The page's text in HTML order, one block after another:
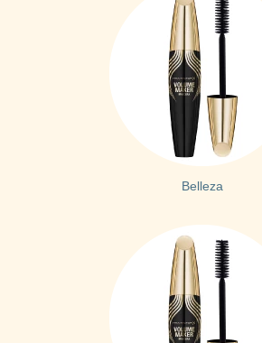
Belleza